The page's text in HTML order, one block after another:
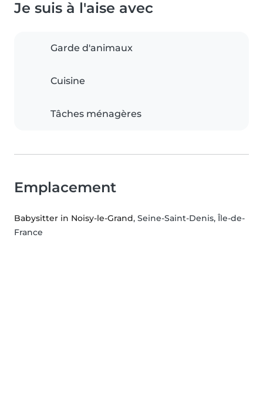
Je suis à l'aise avec
Garde d'animaux
Cuisine
Tâches ménagères
Emplacement
Babysitter in Noisy-le-Grand, Seine-Saint-Denis, Île-de-
France